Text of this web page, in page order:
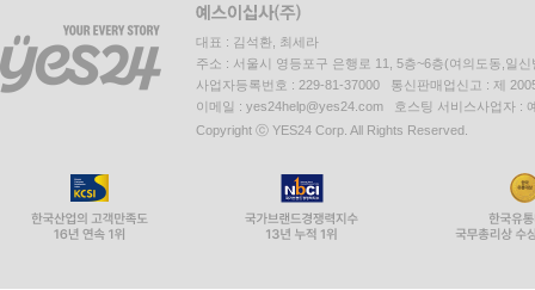
대표 : 김석환, 최세라
주소 : 서울시 영등포구 은행로 11, 5층~6층(여의도동,일신
사업자등록번호 : 229-81-37000 통신판매업신고 : 제
이메일 : yes24help@yes24.com 호스팅 서비스사업자 :
Copyright ⓒ YES24 Corp. All Rights Reserved.